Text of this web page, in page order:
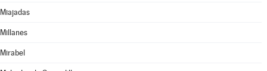
Miajadas
Millanes
Mirabel